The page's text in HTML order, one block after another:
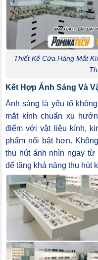
Thiết Kế Cửa Hàng Mắt
Kết Hợp Ánh Sáng Và
Ánh sáng là yếu tố
mắt kính chuẩn xu
điểm với vật liệu kính,
phẩm nổi bật hơn.
thu hút ánh nhìn ngay
để tăng khả năng thu hút